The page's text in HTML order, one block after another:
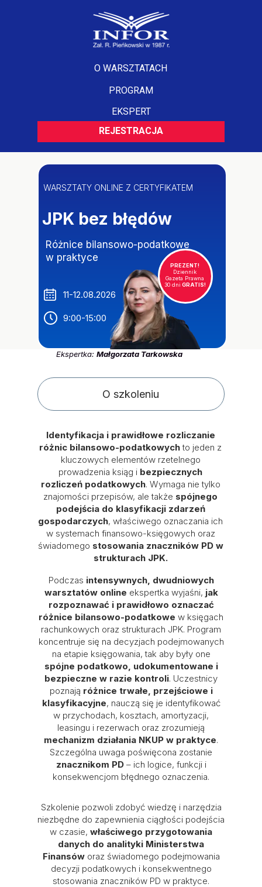
O WARSZTATACH
PROGRAM
EKSPERT
REJESTRACJA
WARSZTATY ONLINE Z CERTYFIKATEM
JPK bez błędów
11-12.08.2026
9:00-15:00
Różnice bilansowo-podatkowe
w praktyce
PREZENT!
Dziennik
Gazeta Prawna
30 dni GRATIS!
Ekspertka: Małgorzata Tarkowska
O szkoleniu
Identyfikacja i prawidłowe rozliczanie
różnic bilansowo-podatkowychto jeden z
kluczowych elementów rzetelnego
prowadzenia ksiąg i bezpiecznych
rozliczeń podatkowych. Wymaga nie tylko
znajomości przepisów, ale także spójnego
podejścia do klasyfikacji zdarzeń
gospodarczych, właściwego oznaczania ich
w systemach finansowo-księgowych oraz
świadomego stosowania znaczników PD w
strukturach JPK.
Podczas intensywnych, dwudniowych
warsztatów online ekspertka wyjaśni, jak
rozpoznawać i prawidłowo oznaczać
różnice bilansowo-podatkowe w księgach
rachunkowych oraz strukturach JPK. Program
koncentruje się na decyzjach podejmowanych
na etapie księgowania, tak aby były one
spójne podatkowo, udokumentowane i
bezpieczne w razie kontroli. Uczestnicy
poznają różnice trwałe, przejściowe i
klasyfikacyjne, nauczą się je identyfikować
w przychodach, kosztach, amortyzacji,
leasingu i rezerwach oraz zrozumieją
mechanizm działania NKUP w praktyce.
Szczególna uwaga poświęcona zostanie
znacznikom PD– ich logice, funkcji i
konsekwencjom błędnego oznaczenia.
Szkolenie pozwoli zdobyć wiedzę i narzędzia
niezbędne do zapewnienia ciągłości podejścia
w czasie, właściwego przygotowania
danych do analityki Ministerstwa
Finansóworaz świadomego podejmowania
decyzji podatkowych i konsekwentnego
stosowania znaczników PD w praktyce.